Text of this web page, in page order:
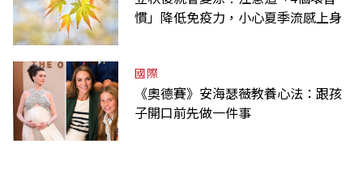
慣」降低免疫力，小心夏季流感上身
國際
《奧德賽》安海瑟薇教養心法：跟孩
子開口前先做一件事